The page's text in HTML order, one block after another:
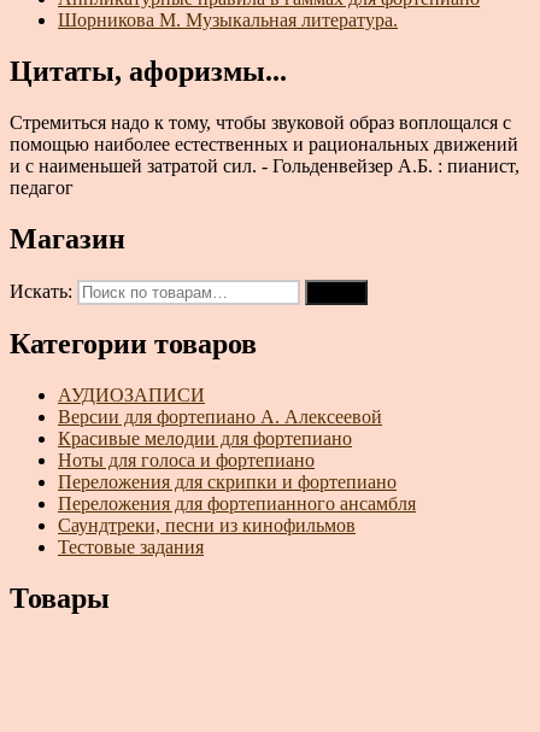
Шорникова М. Музыкальная литература.
Цитаты, афоризмы...
Стремиться надо к тому, чтобы звуковой образ воплощался с
помощью наиболее естественных и рациональных движений
и с наименьшей затратой сил. - Гольденвейзер А.Б. : пианист,
педагог
Магазин
Искать:
Категории товаров
АУДИОЗАПИСИ
Версии для фортепиано А. Алексеевой
Красивые мелодии для фортепиано
Ноты для голоса и фортепиано
Переложения для скрипки и фортепиано
Переложения для фортепианного ансамбля
Саундтреки, песни из кинофильмов
Тестовые задания
Товары